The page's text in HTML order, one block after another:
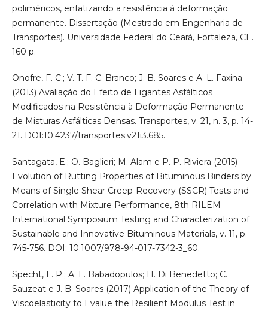
poliméricos, enfatizando a resistência à deformação
permanente. Dissertação (Mestrado em Engenharia de
Transportes). Universidade Federal do Ceará, Fortaleza, CE.
160 p.
Onofre, F. C.; V. T. F. C. Branco; J. B. Soares e A. L. Faxina
(2013) Avaliação do Efeito de Ligantes Asfálticos
Modificados na Resistência à Deformação Permanente
de Misturas Asfálticas Densas. Transportes, v. 21, n. 3, p. 14-
21. DOI:10.4237/transportes.v21i3.685.
Santagata, E.; O. Baglieri; M. Alam e P. P. Riviera (2015)
Evolution of Rutting Properties of Bituminous Binders by
Means of Single Shear Creep-Recovery (SSCR) Tests and
Correlation with Mixture Performance, 8th RILEM
International Symposium Testing and Characterization of
Sustainable and Innovative Bituminous Materials, v. 11, p.
745-756. DOI: 10.1007/978-94-017-7342-3_60.
Specht, L. P.; A. L. Babadopulos; H. Di Benedetto; C.
Sauzeat e J. B. Soares (2017) Application of the Theory of
Viscoelasticity to Evalue the Resilient Modulus Test in